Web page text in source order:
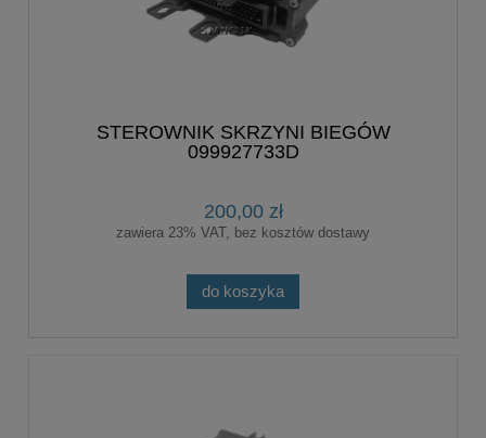
STEROWNIK SKRZYNI BIEGÓW
099927733D
200,00 zł
zawiera 23% VAT, bez kosztów dostawy
do koszyka